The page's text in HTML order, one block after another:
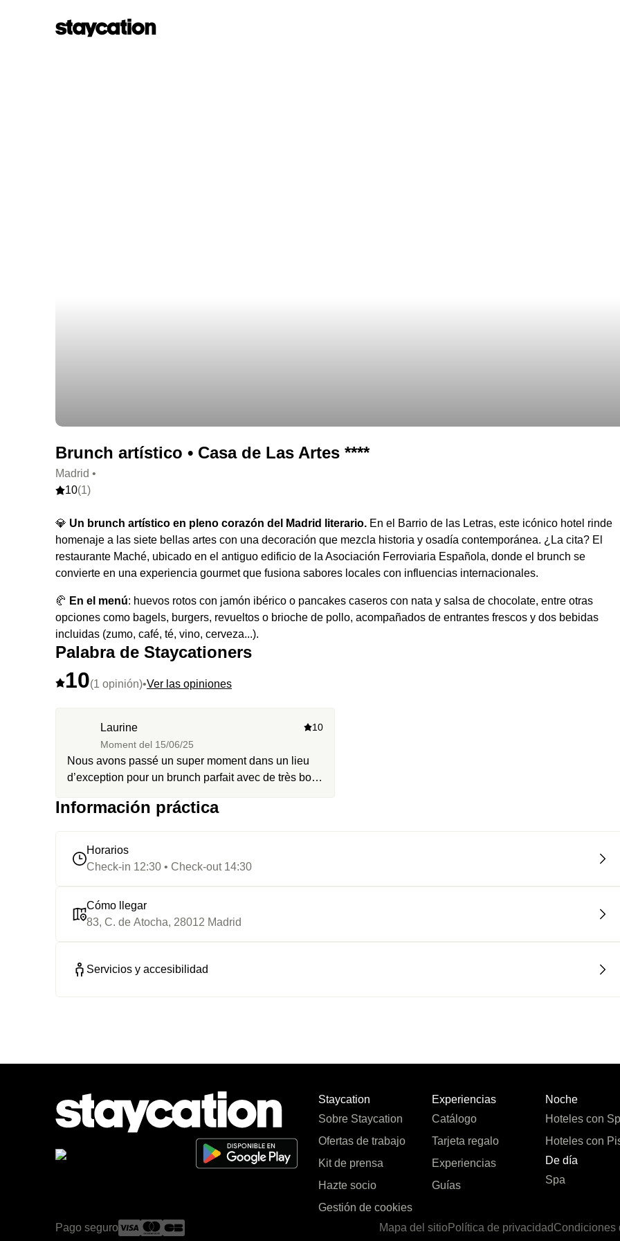
Brunch artístico • Casa de Las Artes ****
Madrid •
10(1)
💎 Un brunch artístico en pleno corazón del Madrid literario. En el Barrio de las Letras, este icónico hotel rinde
homenaje a las siete bellas artes con una decoración que mezcla historia y osadía contemporánea. ¿La cita? El
restaurante Maché, ubicado en el antiguo edificio de la Asociación Ferroviaria Española, donde el brunch se
convierte en una experiencia gourmet que fusiona sabores locales con influencias internacionales.
🥐 En el menú: huevos rotos con jamón ibérico o pancakes caseros con nata y salsa de chocolate, entre otras
opciones como bagels, burgers, revueltos o brioche de pollo, acompañados de entrantes frescos y dos bebidas
incluidas (zumo, café, té, vino, cerveza...).
⭐️ Lo más destacado:el restaurante Maché es un espectáculo en sí mismo, con sus techos altos, su cúpula de
cristal y las vidrieras creadas por los Hermanos Maumejean, conocidos por sus trabajos en monumentos como la
Palabra de Staycationers
10(1 opinión)•Ver las opiniones
Laurine
Moment del 15/06/25
10
Nous avons passé un super moment dans un lieu
d’exception pour un brunch parfait avec de très bons
Información práctica
Horarios
Check-in 12:30 • Check-out 14:30
Cómo llegar
83, C. de Atocha, 28012 Madrid
Servicios y accesibilidad
Staycation
Sobre Staycation
Ofertas de trabajo
Kit de prensa
Hazte socio
Gestión de cookies
Experiencias
Catálogo
Tarjeta regalo
Experiencias
Guías
Noche
Hoteles con
Hoteles con
De día
Spa
Pago seguro Mapa del sitioPolítica de privacidadCondiciones